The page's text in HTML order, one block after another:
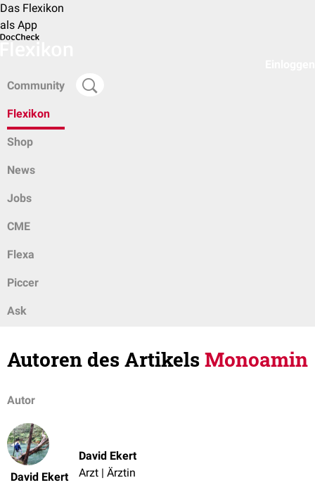
Das Flexikon
als App
Community
Flexikon
Shop
News
Jobs
CME
Flexa
Piccer
Ask
Autoren des ArtikelsMonoamin
Autor
David Ekert
David Ekert
Arzt | Ärztin